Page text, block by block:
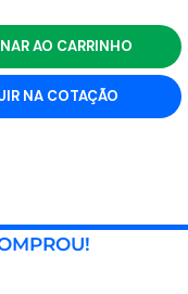
AO CARRINHO
NA COTAÇÃO